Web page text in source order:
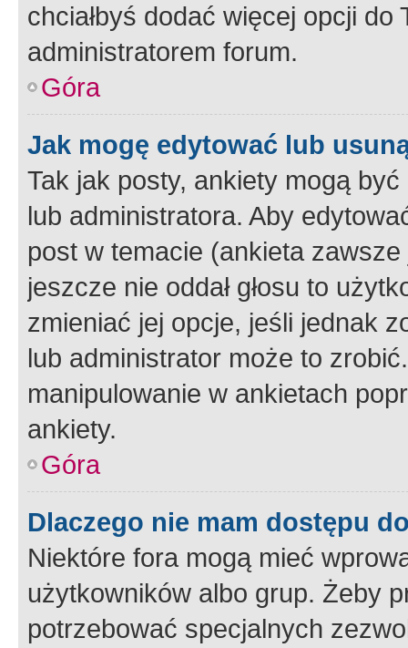
chciałbyś dodać więcej opcji
administratorem forum.
Góra
Jak mogę edytować lub
Tak jak posty, ankiety mogą
lub administratora. Aby
post w temacie (ankieta
jeszcze nie oddał głosu to
zmieniać jej opcje, jeśli jednak
lub administrator może to
manipulowanie w ankietach
ankiety.
Góra
Dlaczego nie mam dostępu
Niektóre fora mogą mieć
użytkowników albo grup. Żeby
potrzebować specjalnych